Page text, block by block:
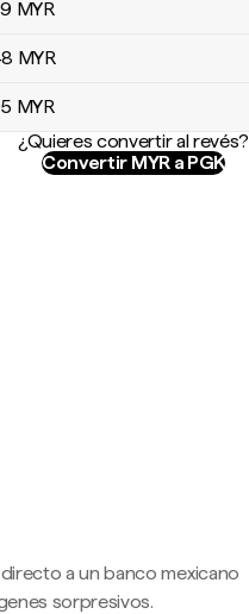
MYR
MYR
MYR
¿Quieres convertir al revés?
Convertir MYR a PGK
a un banco mexicano
sorpresivos.